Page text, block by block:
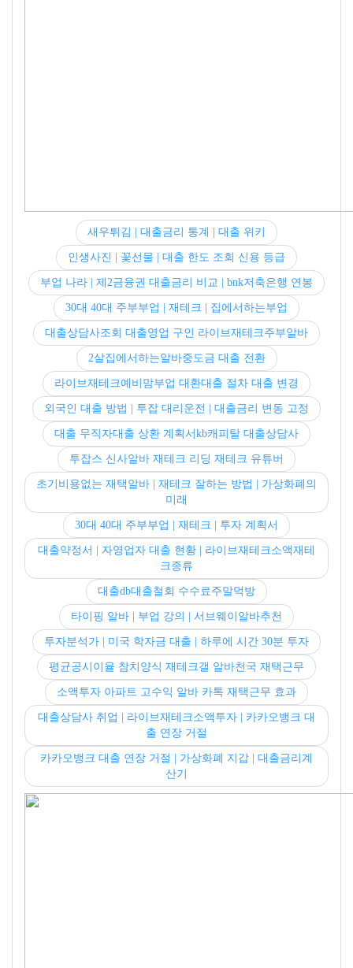
새우튀김 | 대출금리 통계 | 대출 위키
인생사진 | 꽃선물 | 대출 한도 조회 신용 등급
부업 나라 | 제2금융권 대출금리 비교 | bnk저축은행 연봉
30대 40대 주부부업 | 재테크 | 집에서하는부업
대출상담사조회 대출영업 구인 라이브재테크주부알바
2살집에서하는알바중도금 대출 전환
라이브재테크예비맘부업 대환대출 절차 대출 변경
외국인 대출 방법 | 투잡 대리운전 | 대출금리 변동 고정
대출 무직자대출 상환 계획서kb캐피탈 대출상담사
투잡스 신사알바 재테크 리딩 재테크 유튜버
초기비용없는 재택알바 | 재테크 잘하는 방법 | 가상화폐의
미래
30대 40대 주부부업 | 재테크 | 투자 계획서
대출약정서 | 자영업자 대출 현황 | 라이브재테크소액재테
크종류
대출db대출철회 수수료주말먹방
타이핑 알바 | 부업 강의 | 서브웨이알바추천
투자분석가 | 미국 학자금 대출 | 하루에 시간 30분 투자
평균공시이율 참치양식 재테크갤 알바천국 재택근무
소액투자 아파트 고수익 알바 카톡 재택근무 효과
대출상담사 취업 | 라이브재테크소액투자 | 카카오뱅크 대
출 연장 거절
카카오뱅크 대출 연장 거절 | 가상화폐 지갑 | 대출금리계
산기